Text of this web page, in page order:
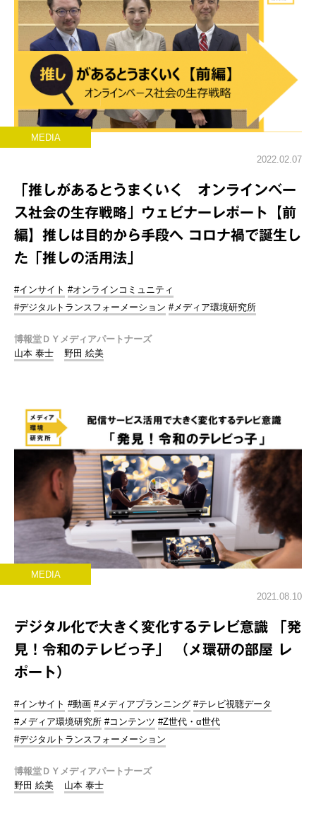
MEDIA
2022.02.07
「推しがあるとうまくいく オンラインベー
ス社会の生存戦略」ウェビナーレポート【前
編】推しは目的から手段へ コロナ禍で誕生し
た「推しの活用法」
#インサイト #オンラインコミュニティ
#デジタルトランスフォーメーション #メディア環境研究所
博報堂ＤＹメディアパートナーズ
山本 泰士
野田 絵美
MEDIA
2021.08.10
デジタル化で大きく変化するテレビ意識 「発
見！令和のテレビっ子」 （メ環研の部屋 レ
ポート）
#インサイト #動画 #メディアプランニング #テレビ視聴データ
#メディア環境研究所 #コンテンツ #Z世代・α世代
#デジタルトランスフォーメーション
博報堂ＤＹメディアパートナーズ
野田 絵美
山本 泰士